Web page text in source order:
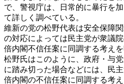
で、警視庁は、日常的に暴行を
て詳しく調べている。
維新の党の松野代表は安全保障
の対応によっては民主党が衆議
倍内閣不信任案に同調する考えを
松野氏はこのように、政府・与
に踏み切った場合などには、民
倍内閣の不信任案に同調する考え